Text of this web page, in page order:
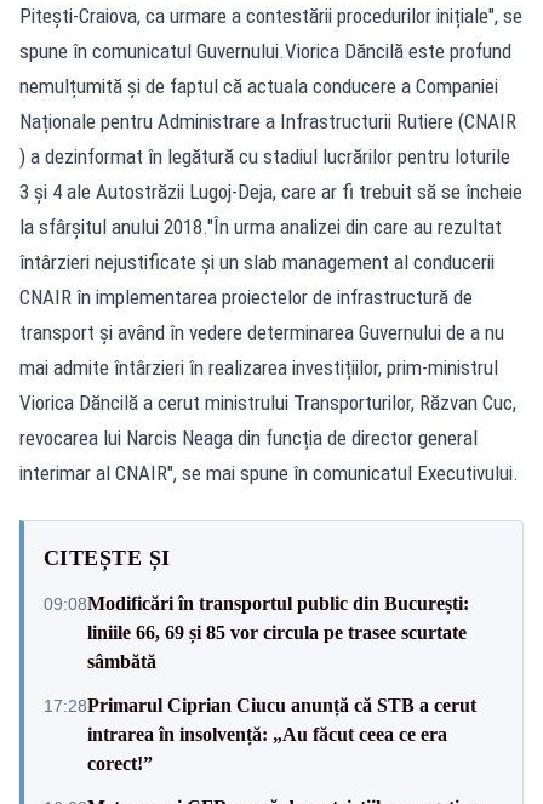
Pitești-Craiova, ca urmare a contestării procedurilor inițiale", se
spune în comunicatul Guvernului.Viorica Dăncilă este profund
nemulțumită şi de faptul că actuala conducere a Companiei
Naționale pentru Administrare a Infrastructurii Rutiere (CNAIR
) a dezinformat în legătură cu stadiul lucrărilor pentru loturile
3 și 4 ale Autostrăzii Lugoj-Deja, care ar fi trebuit să se încheie
la sfârșitul anului 2018."În urma analizei din care au rezultat
întârzieri nejustificate și un slab management al conducerii
CNAIR în implementarea proiectelor de infrastructură de
transport și având în vedere determinarea Guvernului de a nu
mai admite întârzieri în realizarea investițiilor, prim-ministrul
Viorica Dăncilă a cerut ministrului Transporturilor, Răzvan Cuc,
revocarea lui Narcis Neaga din funcția de director general
interimar al CNAIR", se mai spune în comunicatul Executivului.
CITEȘTE ȘI
09:08Modificări în transportul public din București:
liniile 66, 69 și 85 vor circula pe trasee scurtate
sâmbătă
17:28Primarul Ciprian Ciucu anunță că STB a cerut
intrarea în insolvență: „Au făcut ceea ce era
corect!”